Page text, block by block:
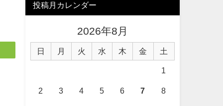
投稿月カレンダー
2026年8月
日 月 火 水 木 金 土
1
2 3 4 5 6 7 8